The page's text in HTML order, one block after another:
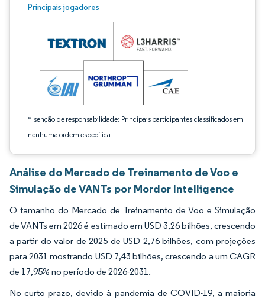
Principais jogadores
*Isenção de responsabilidade: Principais participantes classificados em
nenhuma ordem específica
Imagem © Mordor Intelligence. O reuso requer atribuição conforme CC BY 4.0.
Análise do Mercado de Treinamento de Voo e
Simulação de VANTs por Mordor Intelligence
O tamanho do Mercado de Treinamento de Voo e Simulação
de VANTs em 2026 é estimado em USD 3,26 bilhões, crescendo
a partir do valor de 2025 de USD 2,76 bilhões, com projeções
para 2031 mostrando USD 7,43 bilhões, crescendo a um CAGR
de 17,95% no período de 2026-2031.
No curto prazo, devido à pandemia de COVID-19, a maioria